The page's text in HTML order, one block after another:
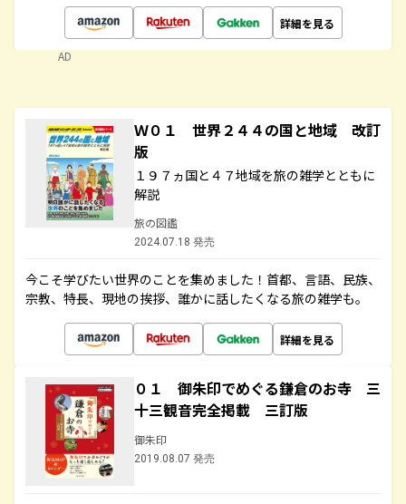
詳細を見る
AD
Ｗ０１ 世界２４４の国と地域 改訂
版
１９７ヵ国と４７地域を旅の雑学とともに
解説
旅の図鑑
2024.07.18 発売
今こそ学びたい世界のことを集めました！首都、言語、民族、
宗教、特長、現地の挨拶、誰かに話したくなる旅の雑学も。
詳細を見る
０１ 御朱印でめぐる鎌倉のお寺 三
十三観音完全掲載 三訂版
御朱印
2019.08.07 発売